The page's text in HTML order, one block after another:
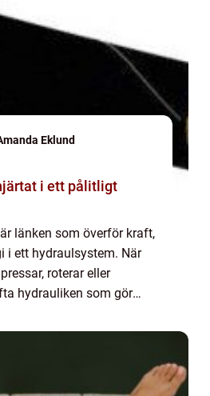
Eklund
länken som överför kraft,
i ett hydraulsystem. När
roterar eller
hydrauliken som gör
entreprenadma...